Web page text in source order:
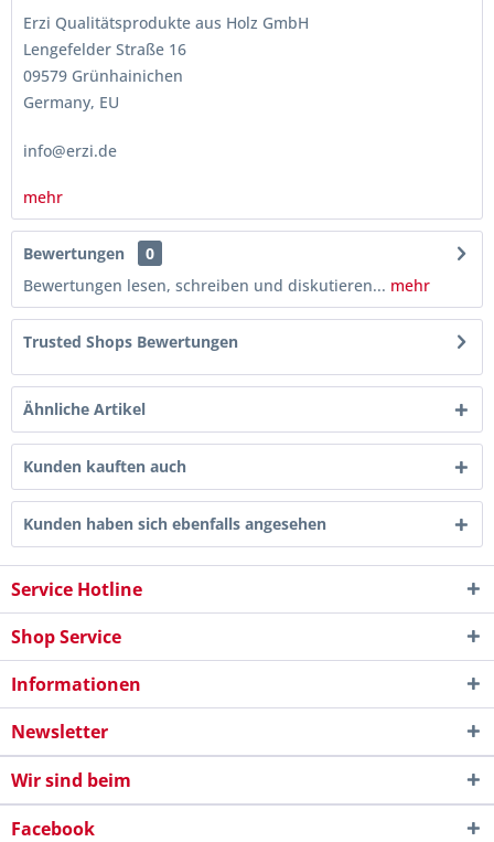
Erzi Qualitätsprodukte aus Holz GmbH
Lengefelder Straße 16
09579 Grünhainichen
Germany, EU
info@erzi.de
mehr
Bewertungen
0
Bewertungen lesen, schreiben und diskutieren... mehr
Trusted Shops Bewertungen
Ähnliche Artikel
Kunden kauften auch
Kunden haben sich ebenfalls angesehen
Service Hotline
Shop Service
Informationen
Newsletter
Wir sind beim
Facebook